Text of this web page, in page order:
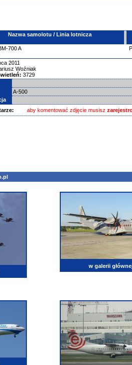
Nazwa samolotu / Linia lotnicza
700A
2011
Woźniak
3729
A-500
aby komentować zdjęcie musisz
w galerii